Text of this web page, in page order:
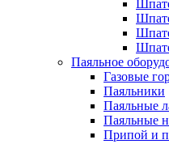
Паяльное
Газовые
Паяльники
Паяльные
Паяльные
Припой и